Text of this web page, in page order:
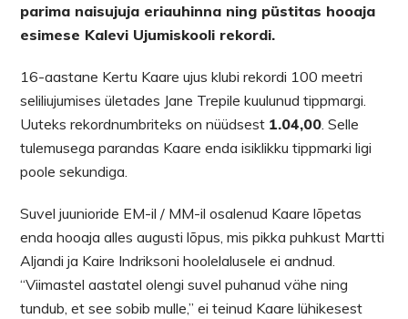
parima naisujuja eriauhinna ning püstitas hooaja
esimese Kalevi Ujumiskooli rekordi.
16-aastane Kertu Kaare ujus klubi rekordi 100 meetri
seliliujumises ületades Jane Trepile kuulunud tippmargi.
Uuteks rekordnumbriteks on nüüdsest 1.04,00 . Selle
tulemusega parandas Kaare enda isiklikku tippmarki ligi
poole sekundiga.
Suvel juunioride EM-il / MM-il osalenud Kaare lõpetas
enda hooaja alles augusti lõpus, mis pikka puhkust Martti
Aljandi ja Kaire Indriksoni hoolelalusele ei andnud.
“Viimastel aastatel olengi suvel puhanud vähe ning
tundub, et see sobib mulle,” ei teinud Kaare lühikesest